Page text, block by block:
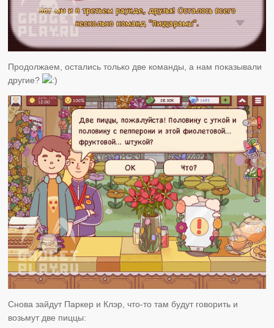
Продолжаем, остались только две команды, а нам показывали
другие?
Снова зайдут Паркер и Клэр, что-то там будут говорить и
возьмут две пиццы: